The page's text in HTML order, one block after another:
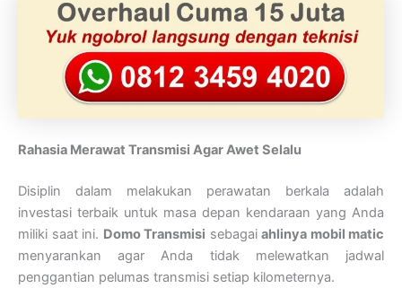
Rahasia Merawat Transmisi Agar Awet Selalu
Disiplin dalam melakukan perawatan berkala adalah
investasi terbaik untuk masa depan kendaraan yang Anda
miliki saat ini. Domo Transmisi sebagai ahlinya mobil matic
menyarankan agar Anda tidak melewatkan jadwal
penggantian pelumas transmisi setiap kilometernya.